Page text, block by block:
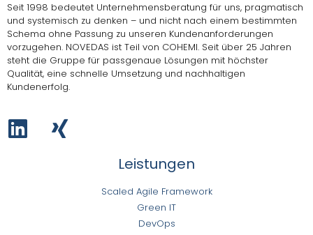
Seit 1998 bedeutet Unternehmensberatung für uns, pragmatisch
und systemisch zu denken – und nicht nach einem bestimmten
Schema ohne Passung zu unseren Kundenanforderungen
vorzugehen. NOVEDAS ist Teil von COHEMI. Seit über 25 Jahren
steht die Gruppe für passgenaue Lösungen mit höchster
Qualität, eine schnelle Umsetzung und nachhaltigen
Kundenerfolg.
Leistungen
Scaled Agile Framework
Green IT
DevOps